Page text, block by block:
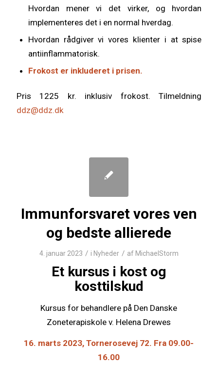
Hvordan mener vi det virker, og hvordan
implementeres det i en normal hverdag.
Hvordan rådgiver vi vores klienter i at spise
antiinflammatorisk.
Frokost er inkluderet i prisen.
Pris 1225 kr. inklusiv frokost. Tilmeldning
ddz@ddz.dk
Immunforsvaret vores ven
og bedste allierede
4. januar 2023 / i Nyheder / af MichaelStorm
Et kursus i kost og
kosttilskud
Kursus for behandlere på Den Danske
Zoneterapiskole v. Helena Drewes
16. marts 2023, Tornerosevej 72. Fra 09.00-
16.00